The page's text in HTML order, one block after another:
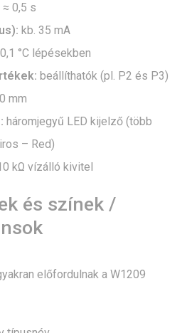
≈ 0,5 s
kb. 35 mA
0,1 °C lépésekben
beállíthatók (pl. P2 és P3)
mm
háromjegyű LED kijelző (több
– Red)
kΩ vízálló kivitel
és színek /
előfordulnak a W1209